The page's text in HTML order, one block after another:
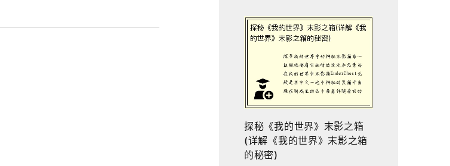
探秘《我的世界》末影之箱
(详解《我的世界》末影之箱
的秘密)